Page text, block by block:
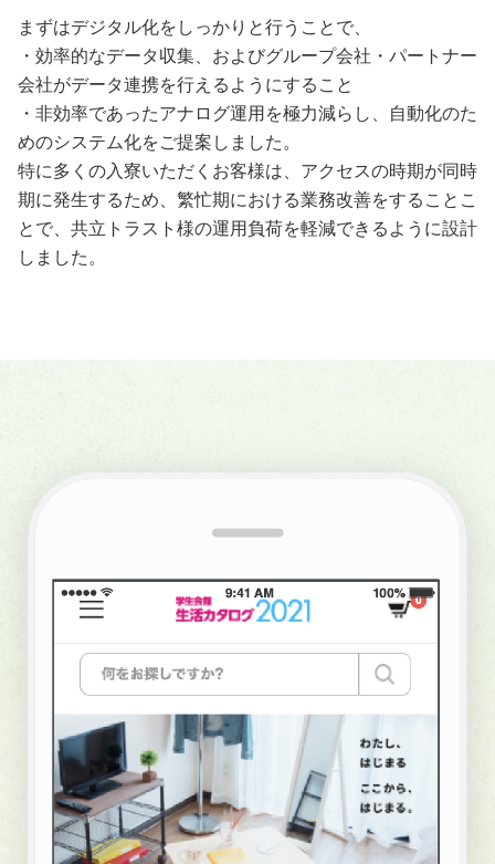
まずはデジタル化をしっかりと行うことで、
・効率的なデータ収集、およびグループ会社・パートナー
会社がデータ連携を行えるようにすること
・非効率であったアナログ運用を極力減らし、自動化のた
めのシステム化をご提案しました。
特に多くの入寮いただくお客様は、アクセスの時期が同時
期に発生するため、繁忙期における業務改善をすることこ
とで、共立トラスト様の運用負荷を軽減できるように設計
しました。